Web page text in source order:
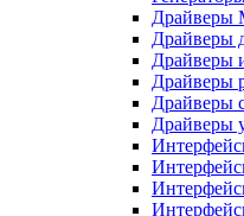
Драйверы
Драйверы
Драйверы
Драйверы
Драйверы
Драйверы